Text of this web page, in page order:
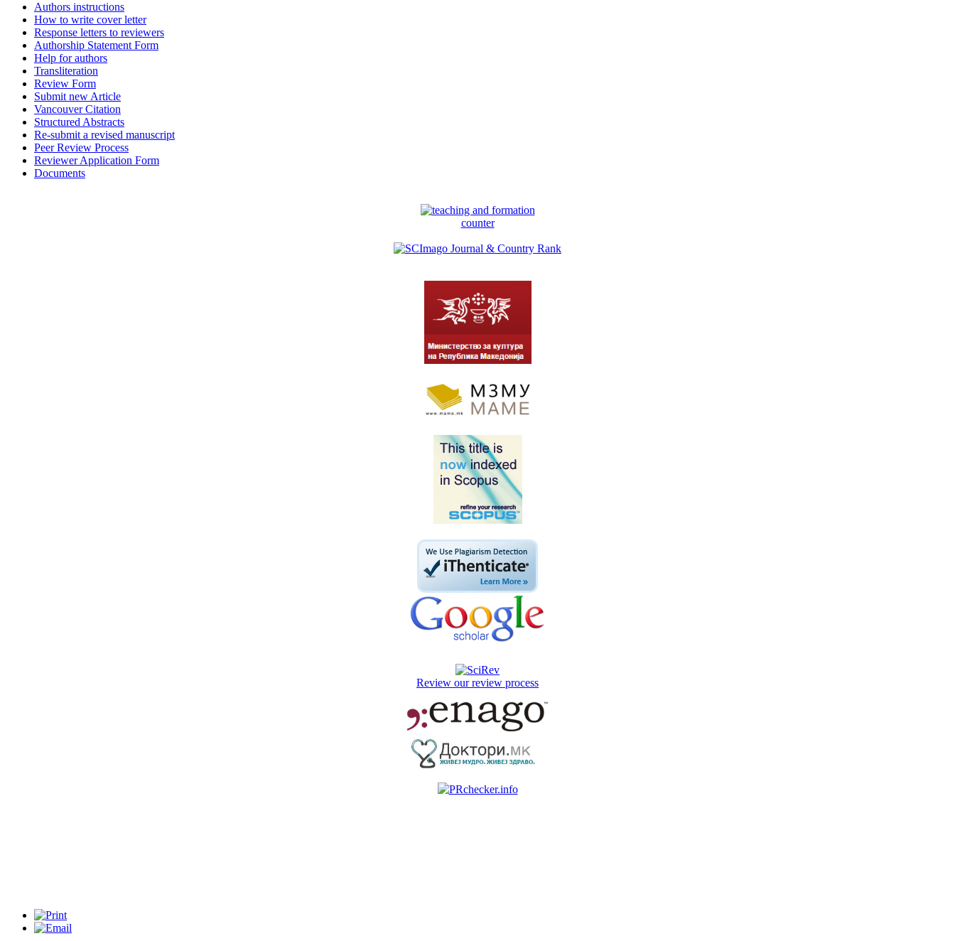
Authors instructions
How to write cover letter
Response letters to reviewers
Authorship Statement Form
Help for authors
Transliteration
Review Form
Submit new Article
Vancouver Citation
Structured Abstracts
Re-submit a revised manuscript
Peer Review Process
Reviewer Application Form
Documents
counter
Review our review process